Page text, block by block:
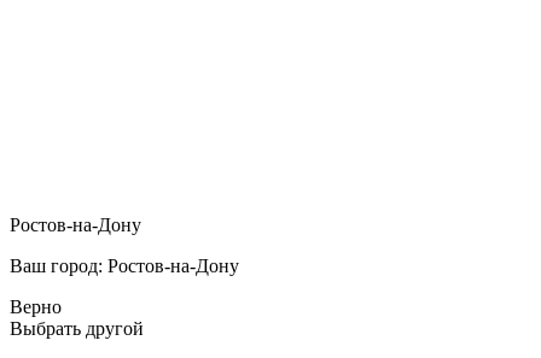
Ростов-на-Дону
Ваш город: Ростов-на-Дону
Верно
Выбрать другой